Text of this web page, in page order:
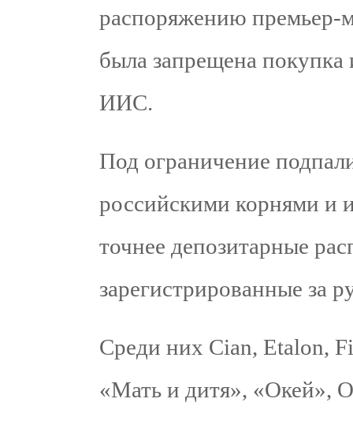
распоряжению
была запрещена
ИИС.
Под ограничение
российскими корнями и
точнее депозитарные
зарегистрированные за
Среди них Cian, Etalon,
«Мать и дитя», «Окей»,